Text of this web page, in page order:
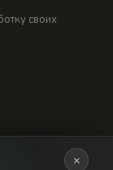
своих
×